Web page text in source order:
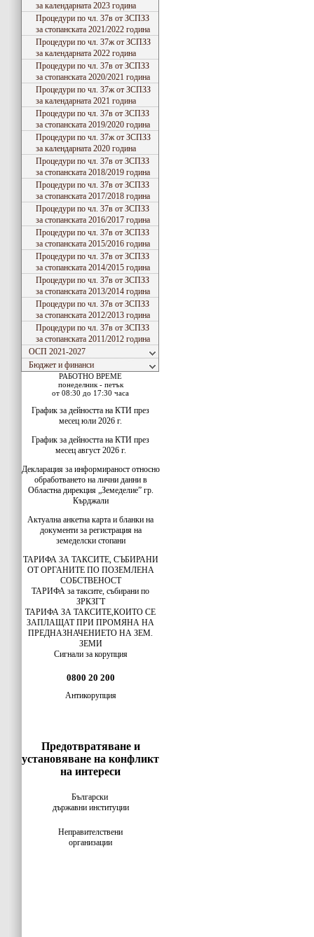
за календарната 2023 година
Процедури по чл. 37в от ЗСПЗЗ
за стопанската 2021/2022 година
Процедури по чл. 37ж от ЗСПЗЗ
за календарната 2022 година
Процедури по чл. 37в от ЗСПЗЗ
за стопанската 2020/2021 година
Процедури по чл. 37ж от ЗСПЗЗ
за календарната 2021 година
Процедури по чл. 37в от ЗСПЗЗ
за стопанската 2019/2020 година
Процедури по чл. 37ж от ЗСПЗЗ
за календарната 2020 година
Процедури по чл. 37в от ЗСПЗЗ
за стопанската 2018/2019 година
Процедури по чл. 37в от ЗСПЗЗ
за стопанската 2017/2018 година
Процедури по чл. 37в от ЗСПЗЗ
за стопанската 2016/2017 година
Процедури по чл. 37в от ЗСПЗЗ
за стопанската 2015/2016 година
Процедури по чл. 37в от ЗСПЗЗ
за стопанската 2014/2015 година
Процедури по чл. 37в от ЗСПЗЗ
за стопанската 2013/2014 година
Процедури по чл. 37в от ЗСПЗЗ
за стопанската 2012/2013 година
Процедури по чл. 37в от ЗСПЗЗ
за стопанската 2011/2012 година
ОСП 2021-2027
Бюджет и финанси
РАБОТНО ВРЕМЕ
понеделник - петък
от 08:30 до 17:30 часа
График за дейността на КТИ през
месец юли 2026 г.
График за дейността на КТИ през
месец август 2026 г.
Декларация за информираност относно
обработването на лични данни в
Областна дирекция „Земеделие” гр.
Кърджали
Актуална анкетна карта и бланки на
документи за регистрация на
земеделски стопани
ТАРИФА ЗА ТАКСИТЕ, СЪБИРАНИ
ОТ ОРГАНИТЕ ПО ПОЗЕМЛЕНА
СОБСТВЕНОСТ
ТАРИФА за таксите, събирани по
ЗРКЗГТ
ТАРИФА ЗА ТАКСИТЕ,КОИТО СЕ
ЗАПЛАЩАТ ПРИ ПРОМЯНА НА
ПРЕДНАЗНАЧЕНИЕТО НА ЗЕМ.
ЗЕМИ
Сигнали за корупция
0800 20 200
Антикорупция
Предотвратяване и
установяване на конфликт
на интереси
Български
държавни институции
Неправителствени
организации